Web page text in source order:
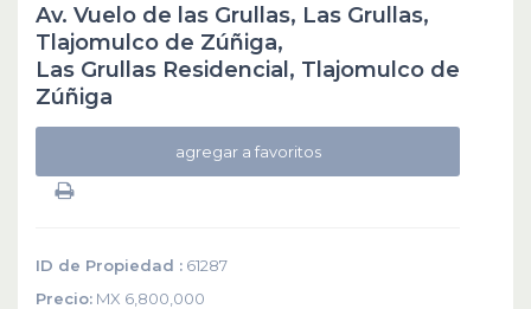
Av. Vuelo de las Grullas, Las Grullas,
Tlajomulco de Zúñiga,
Las Grullas Residencial, Tlajomulco de
Zúñiga
agregar a favoritos
ID de Propiedad : 61287
Precio: MX 6,800,000